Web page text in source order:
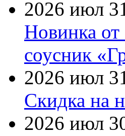
2026 июл
Новинка
соусник
2026 июл
Скидка на
2026 июл